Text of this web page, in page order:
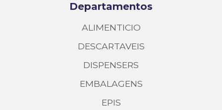
Departamentos
ALIMENTICIO
DESCARTAVEIS
DISPENSERS
EMBALAGENS
EPIS